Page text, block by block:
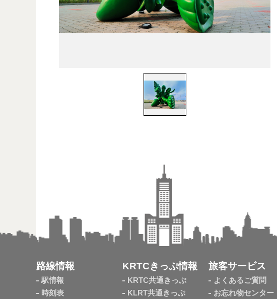
路線情報
駅情報
時刻表
KRTCきっぷ情報
KRTC共通きっぷ
KLRT共通きっぷ
旅客サービス
よくあるご質問
お忘れ物センター